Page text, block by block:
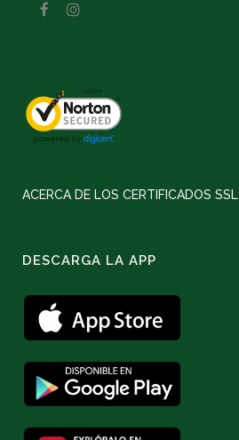
ACERCA DE LOS CERTIFICADOS SSL
DESCARGA LA APP